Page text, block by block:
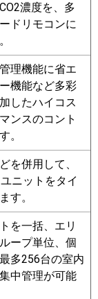
濃度を、多
ドリモコンに
理機能に省エ
機能など多彩
したハイコス
ンスのコント
。
を併用して、
ニットをタイ
す。
を一括、エリ
ープ単位、個
多256台の室内
中管理が可能